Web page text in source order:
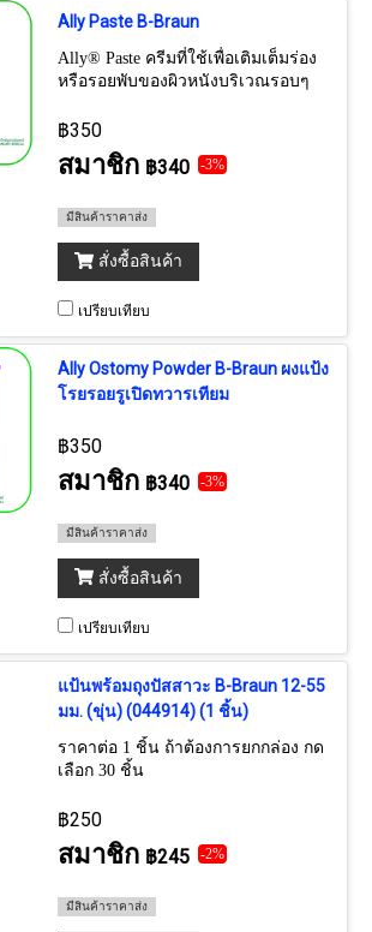
Ally Paste B-Braun
Ally® Paste ครีมที่ใช้เพื่อเติมเต็มร่อง
หรือรอยพับของผิวหนังบริเวณรอบๆ
฿350
สมาชิก ฿340 -3%
มีสินค้าราคาส่ง
สั่งซื้อสินค้า
เปรียบเทียบ
Ally Ostomy Powder B-Braun ผงแป้ง
โรยรอยรูเปิดทวารเทียม
฿350
สมาชิก ฿340 -3%
มีสินค้าราคาส่ง
สั่งซื้อสินค้า
เปรียบเทียบ
แป้นพร้อมถุงปัสสาวะ B-Braun 12-55
มม. (ขุ่น) (044914) (1 ชิ้น)
ราคาต่อ 1 ชิ้น ถ้าต้องการยกกล่อง กด
เลือก 30 ชิ้น
฿250
สมาชิก ฿245 -2%
มีสินค้าราคาส่ง